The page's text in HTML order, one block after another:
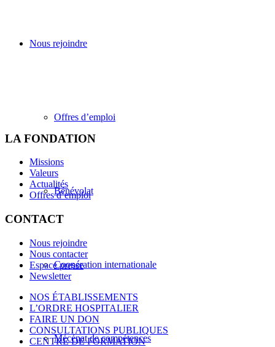
Nous rejoindre
Offres d’emploi
Bénévolat
Coopération internationale
Mécénat de compétences
LA FONDATION
Missions
Valeurs
Actualités
Offres d’emploi
CONTACT
Nous rejoindre
Nous contacter
Espace presse
Newsletter
NOS ÉTABLISSEMENTS
L’ORDRE HOSPITALIER
FAIRE UN DON
CONSULTATIONS PUBLIQUES
CENTRE DE FORMATION